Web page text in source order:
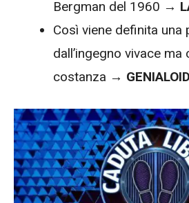
Bergman del 1960 →
Così viene definita una
dall’ingegno vivace ma
costanza →